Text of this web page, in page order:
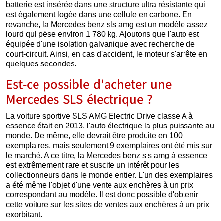
batterie est insérée dans une structure ultra résistante qui
est également logée dans une cellule en carbone. En
revanche, la Mercedes benz sls amg est un modèle assez
lourd qui pèse environ 1 780 kg. Ajoutons que l'auto est
équipée d'une isolation galvanique avec recherche de
court-circuit. Ainsi, en cas d'accident, le moteur s'arrête en
quelques secondes.
Est-ce possible d'acheter une
Mercedes SLS électrique ?
La voiture sportive SLS AMG Electric Drive classe A à
essence était en 2013, l'auto électrique la plus puissante au
monde. De même, elle devrait être produite en 100
exemplaires, mais seulement 9 exemplaires ont été mis sur
le marché. A ce titre, la Mercedes benz sls amg à essence
est extrêmement rare et suscite un intérêt pour les
collectionneurs dans le monde entier. L'un des exemplaires
a été même l'objet d'une vente aux enchères à un prix
correspondant au modèle. Il est donc possible d'obtenir
cette voiture sur les sites de ventes aux enchères à un prix
exorbitant.